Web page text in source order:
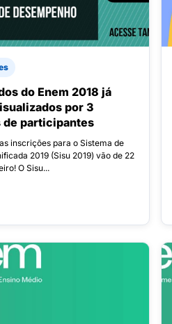
do Enem 2018 já
por 3
de participantes
inscrições para o Sistema de
2019 (Sisu 2019) vão de 22
O Sisu...